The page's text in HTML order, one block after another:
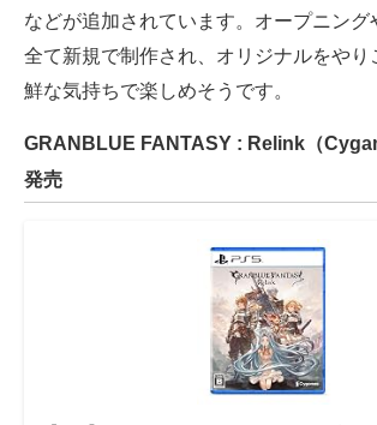
などが追加されています。オープニング
全て新規で制作され、オリジナルをやり
鮮な気持ちで楽しめそうです。
GRANBLUE FANTASY : Relink（
発売